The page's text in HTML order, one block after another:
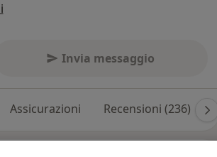
Invia messaggio
Assicurazioni Recensioni (236)